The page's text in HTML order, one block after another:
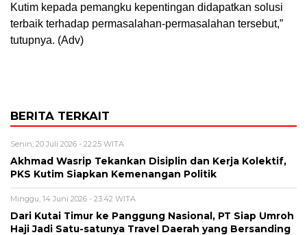
Kutim kepada pemangku kepentingan didapatkan solusi
terbaik terhadap permasalahan-permasalahan tersebut,”
tutupnya. (Adv)
BERITA TERKAIT
Senin, 20 Juli 2026 - 22:25 WITA
Akhmad Wasrip Tekankan Disiplin dan Kerja Kolektif,
PKS Kutim Siapkan Kemenangan Politik
Minggu, 14 Juni 2026 - 23:42 WITA
Dari Kutai Timur ke Panggung Nasional, PT Siap Umroh
Haji Jadi Satu-satunya Travel Daerah yang Bersanding